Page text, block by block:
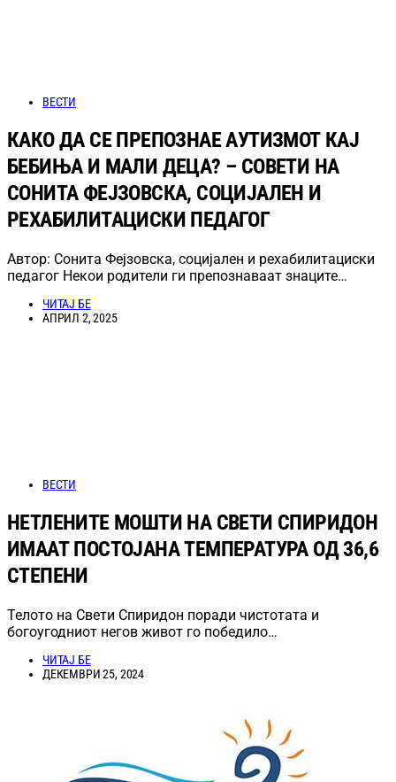
ВЕСТИ
КАКО ДА СЕ ПРЕПОЗНАЕ АУТИЗМОТ КАЈ
БЕБИЊА И МАЛИ ДЕЦА? – СОВЕТИ НА
СОНИТА ФЕЈЗОВСКА, СОЦИЈАЛЕН И
РЕХАБИЛИТАЦИСКИ ПЕДАГОГ
Автор: Сонита Фејзовска, социјален и рехабилитациски
педагог Некои родители ги препознаваат знаците…
ЧИТАЈ БЕ
АПРИЛ 2, 2025
ВЕСТИ
НЕТЛЕНИТЕ МОШТИ НА СВЕТИ СПИРИДОН
ИМААТ ПОСТОЈАНА ТЕМПЕРАТУРА ОД 36,6
СТЕПЕНИ
Телото на Свети Спиридон поради чистотата и
богоугодниот негов живот го победило…
ЧИТАЈ БЕ
ДЕКЕМВРИ 25, 2024